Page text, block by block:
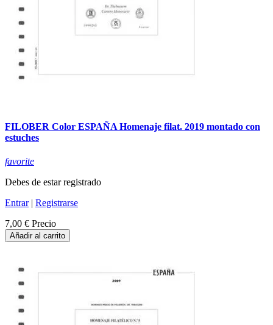
FILOBER Color ESPAÑA Homenaje filat. 2019 montado con
estuches
favorite
Debes de estar registrado
Entrar| Registrarse
7,00 € Precio
Añadir al carrito